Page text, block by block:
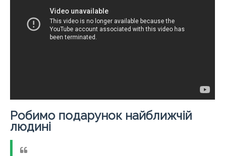
Робимо подарунок найближчій
людині